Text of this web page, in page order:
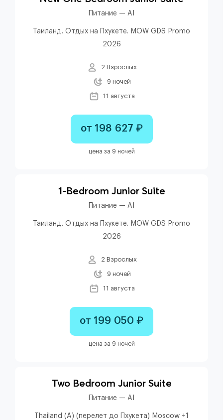
Питание — AI
Таиланд. Отдых на Пхукете. MOW GDS Promo
2026
2 Взрослых
9 ночей
11 августа
от 198 627 ₽
цена за 9 ночей
1-Bedroom Junior Suite
Питание — AI
Таиланд. Отдых на Пхукете. MOW GDS Promo
2026
2 Взрослых
9 ночей
11 августа
от 199 050 ₽
цена за 9 ночей
Two Bedroom Junior Suite
Питание — AI
Thailand (A) (перелет до Пхукета) Moscow +1